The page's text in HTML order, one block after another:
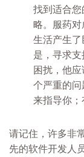
找到适合
略。服药
生活产生
是，寻求
困扰，他
个严重的
来指导你；
请记住，许多非
先的软件开发人